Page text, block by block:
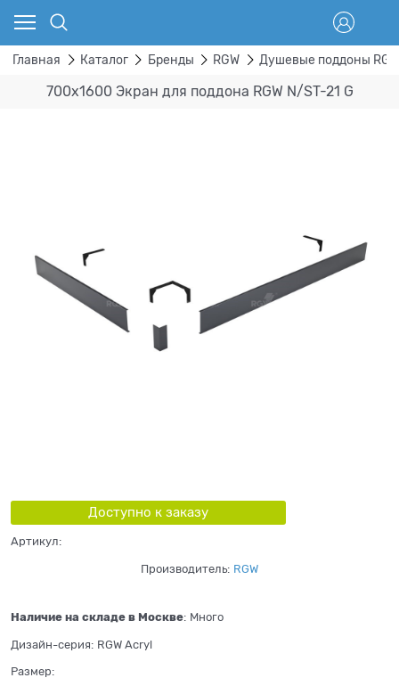
Главная Каталог Бренды RGW Душевые поддоны
700х1600 Экран для поддона RGW N/ST-21 G
Доступно к заказу
Артикул:
Производитель: RGW
Наличие на складе в Москве: Много
Дизайн-серия: RGW Acryl
Размер: